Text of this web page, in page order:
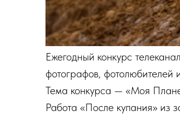
Ежегодный конкурс
фотографов, фотолюбителей
Тема конкурса — «Моя
Работа «После купания» из